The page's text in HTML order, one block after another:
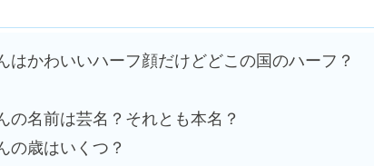
はかわいいハーフ顔だけどどこの国のハーフ？
の名前は芸名？それとも本名？
の歳はいくつ？